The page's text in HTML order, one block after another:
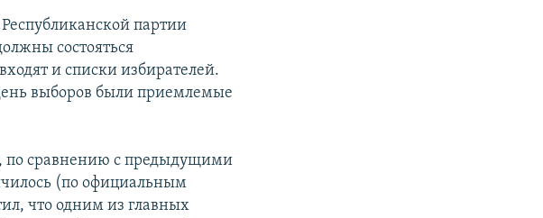
партии
состояться
и списки избирателей.
выборов были приемлемые
по сравнению с предыдущими
(по официальным
что одним из главных